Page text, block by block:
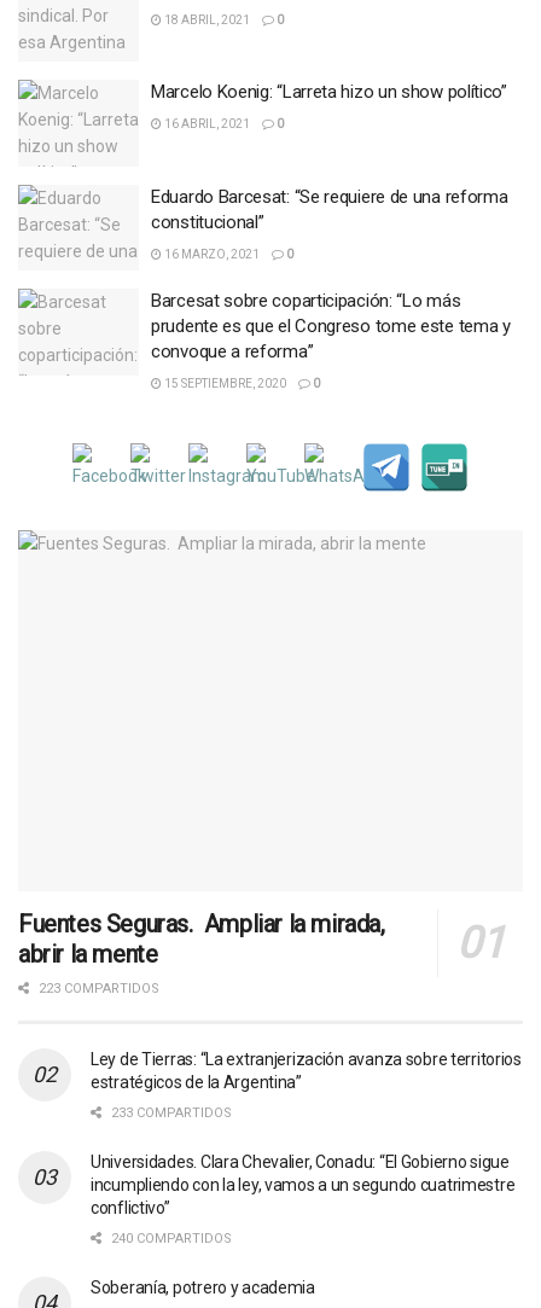
18 ABRIL, 2021 0
Marcelo Koenig: “Larreta hizo un show político”
16 ABRIL, 2021 0
Eduardo Barcesat: “Se requiere de una reforma
constitucional”
16 MARZO, 2021 0
Barcesat sobre coparticipación: “Lo más
prudente es que el Congreso tome este tema y
convoque a reforma”
15 SEPTIEMBRE, 2020 0
Fuentes Seguras. Ampliar la mirada,
abrir la mente
223 COMPARTIDOS
Ley de Tierras: “La extranjerización avanza sobre territorios
estratégicos de la Argentina”
233 COMPARTIDOS
Universidades. Clara Chevalier, Conadu: “El Gobierno sigue
incumpliendo con la ley, vamos a un segundo cuatrimestre
conflictivo”
240 COMPARTIDOS
Soberanía, potrero y academia